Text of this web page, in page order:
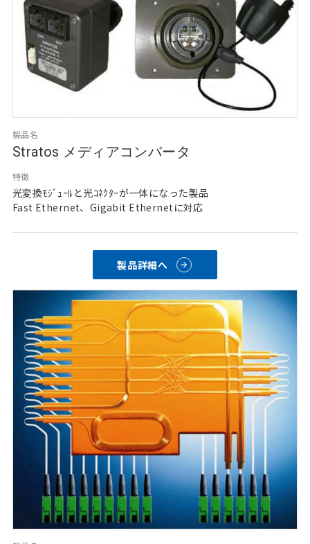
製品名
Stratos メディアコンバータ
特徴
光変換ﾓｼﾞｭｰﾙと光ｺﾈｸﾀｰが一体になった製品
Fast Ethernet、Gigabit Ethernetに対応
製品詳細へ